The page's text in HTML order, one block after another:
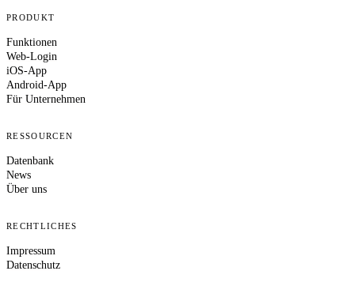
PRODUKT
Funktionen
Web-Login
iOS-App
Android-App
Für Unternehmen
RESSOURCEN
Datenbank
News
Über uns
RECHTLICHES
Impressum
Datenschutz